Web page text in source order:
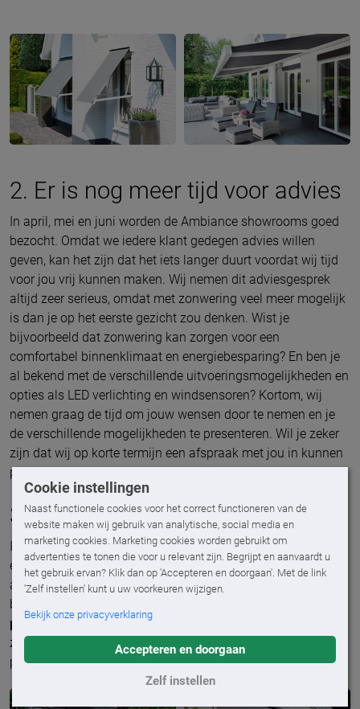
Cookie instellingen
Naast functionele cookies voor het correct functioneren van de
website maken wij gebruik van analytische, social media en
marketing cookies. Marketing cookies worden gebruikt om
advertenties te tonen die voor u relevant zijn. Begrijpt en aanvaardt u
het gebruik ervan? Klik dan op 'Accepteren en doorgaan'. Met de link
'Zelf instellen' kunt u uw voorkeuren wijzigen.
Bekijk onze privacyverklaring
Accepteren en doorgaan
Zelf instellen
2. Er is nog meer tijd voor advies
In april, mei en juni worden de Ambiance showrooms goed
bezocht. Omdat we iedere klant gedegen advies willen
geven, kan het zijn dat het iets langer duurt voordat wij tijd
voor jou vrij kunnen maken. Wij nemen dit adviesgesprek
altijd zeer serieus, omdat met zonwering veel meer mogelijk
is dan je op het eerste gezicht zou denken. Wist je
bijvoorbeeld dat zonwering kan zorgen voor een
comfortabel binnenklimaat en energiebesparing? En ben je
al bekend met de verschillende uitvoeringsmogelijkheden en
opties als LED verlichting en windsensoren? Kortom, wij
nemen graag de tijd om jouw wensen door te nemen en je
de verschillende mogelijkheden te presenteren. Wil je zeker
zijn dat wij op korte termijn een afspraak met jou in kunnen
plannen? Neem dan zo snel mogelijkcontact met ons op!
3. Als de zon schijnt, zit jij prima
In het begin van het jaar kun je rekenen op levering binnen
enkele weken. Bij de eerste zonnestralen van het jaar, kun jij
al lekker van de schaduw genieten op je terras of
balkon.
prijzen: de prijzen van het jaar ervoor. De meeste
zonweringproducten krijgen in maart een nieuwe prijs. Die
prijsverhoging blijf jij voor. Ook dat is mooi meegenomen!